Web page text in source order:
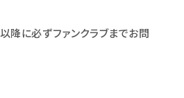
以降に必ずファンクラブまでお問